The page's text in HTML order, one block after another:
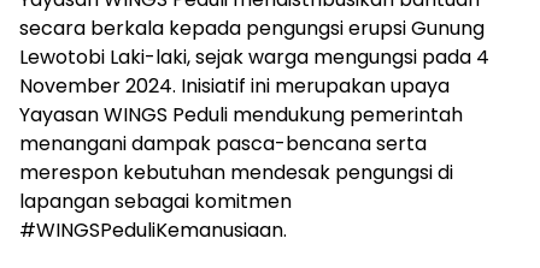
secara berkala kepada pengungsi erupsi Gunung
Lewotobi Laki-laki, sejak warga mengungsi pada 4
November 2024. Inisiatif ini merupakan upaya
Yayasan WINGS Peduli mendukung pemerintah
menangani dampak pasca-bencana serta
merespon kebutuhan mendesak pengungsi di
lapangan sebagai komitmen
#WINGSPeduliKemanusiaan.